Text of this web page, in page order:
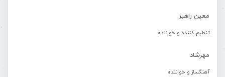
معین راهبر
تنظیم کننده و خواننده
مهرشاد
آهنگساز و خواننده